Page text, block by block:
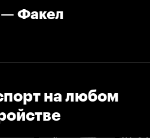
Факел
на любом